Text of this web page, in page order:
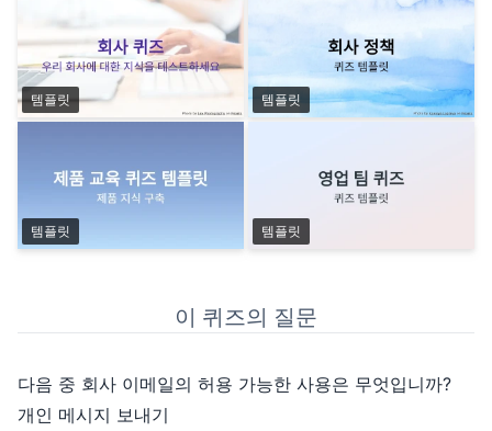
템플릿 템플릿
템플릿 템플릿
이 퀴즈의 질문
다음 중 회사 이메일의 허용 가능한 사용은 무엇입니까?
개인 메시지 보내기